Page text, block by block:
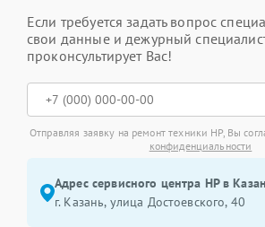
Если требуется задать вопрос
свои данные и дежурный
проконсультирует Вас!
Отправляя заявку на ремонт техники HP, Вы
конфиденциальности
Адрес сервисного центра HP в
г. Казань, улица Достоевского, 40